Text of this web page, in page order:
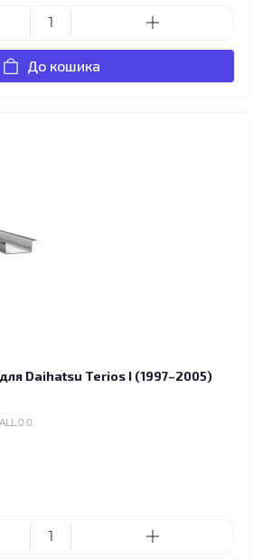
До кошика
Daihatsu Terios I (1997–2005)